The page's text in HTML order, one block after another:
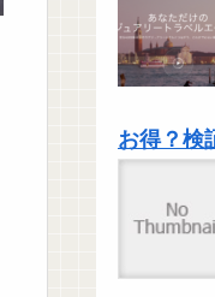
お得？検